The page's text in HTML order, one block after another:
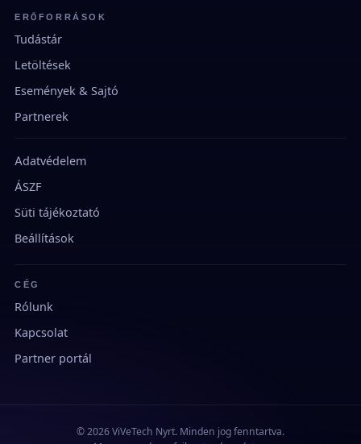
ERŐFORRÁSOK
Tudástár
Letöltések
Események & Sajtó
Partnerek
Adatvédelem
ÁSZF
Süti tájékoztató
Beállítások
CÉG
Rólunk
Kapcsolat
Partner portál
© 2026 ViVeTech Nyrt. Minden jog fenntartva.